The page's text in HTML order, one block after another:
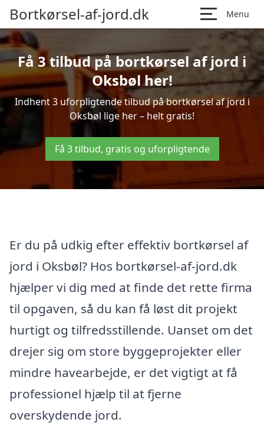
Bortkørsel-af-jord.dk Menu
Få 3 tilbud på bortkørsel af jord i
Oksbøl her!
Indhent 3 uforpligtende tilbud på bortkørsel af jord i
Oksbøl lige her – helt gratis!
Få 3 tilbud, gratis og uforpligtende
Er du på udkig efter effektiv bortkørsel af
jord i Oksbøl? Hos bortkørsel-af-jord.dk
hjælper vi dig med at finde det rette firma
til opgaven, så du kan få løst dit projekt
hurtigt og tilfredsstillende. Uanset om det
drejer sig om store byggeprojekter eller
mindre havearbejde, er det vigtigt at få
professionel hjælp til at fjerne
overskydende jord.